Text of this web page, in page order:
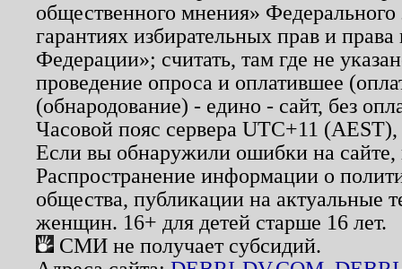
общественного мнения»
гарантиях избирательных прав и
Федерации»; считать, там где не
проведение опроса и оплатившее
(обнародование) - едино - сайт, без
Часовой пояс сервера UTC+11
Если вы обнаружили ошибки на
Распространение информации о
общества, публикации на актуальные
женщин. 16+ для детей старше 16 лет.
СМИ не получает субсидий.